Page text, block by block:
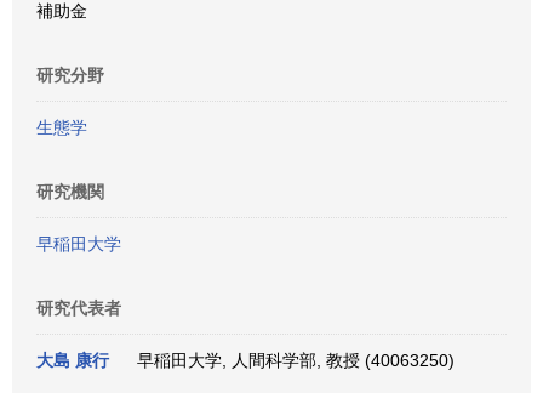
補助金
研究分野
生態学
研究機関
早稲田大学
研究代表者
大島 康行 早稲田大学, 人間科学部, 教授 (40063250)